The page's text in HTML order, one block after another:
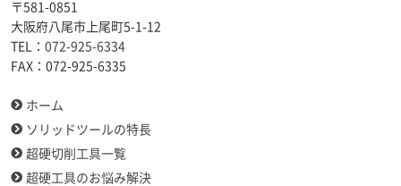
〒581-0851
大阪府八尾市上尾町5-1-12
TEL： 072-925-6334
FAX： 072-925-6335
ホーム
ソリッドツールの特長
超硬切削工具一覧
超硬工具のお悩み解決